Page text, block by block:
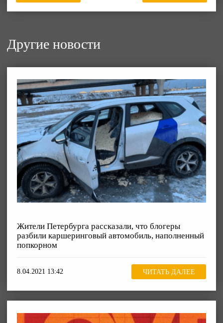
Другие новости
Жители Петербурга рассказали, что блогеры
разбили каршеринговый автомобиль, наполненный
попкорном
8.04.2021 13:42 ЧИТАТЬ ДАЛЕЕ